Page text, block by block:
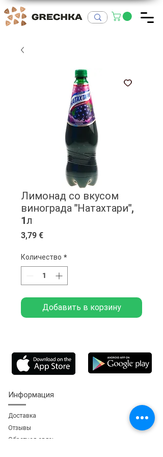
Лимонад со вкусом
винограда "Натахтари",
1л
3,79 €Цена
Количество *
Добавить в корзину
Информация
Доставка
Отзывы
Обратная связь